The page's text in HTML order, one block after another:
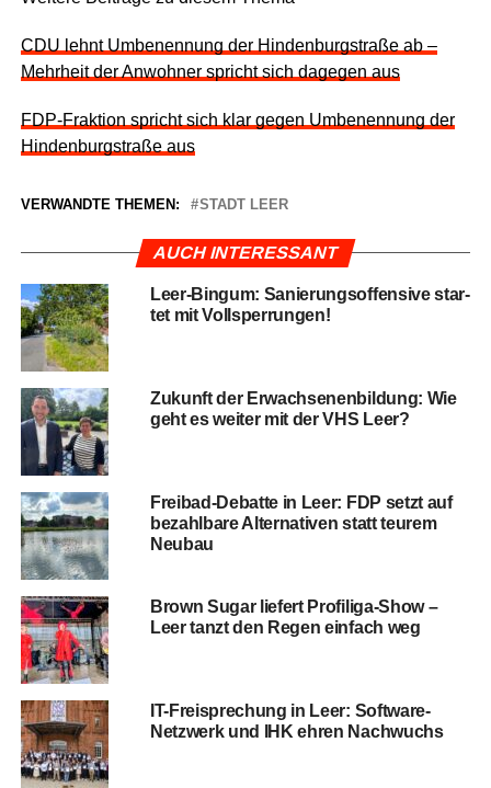
CDU lehnt Umbe­nen­nung der Hin­den­burg­stra­ße ab –
Mehr­heit der Anwoh­ner spricht sich dage­gen aus
FDP-Frak­ti­on spricht sich klar gegen Umbe­nen­nung der
Hin­den­burg­stra­ße aus
VERWANDTE THEMEN: STADT LEER
AUCH INTERESSANT
Leer-Bin­gum: Sanie­rungs­of­fen­si­ve star­
tet mit Vollsperrungen!
Zukunft der Erwach­se­nen­bil­dung: Wie
geht es wei­ter mit der VHS Leer?
Frei­bad-Debat­te in Leer: FDP setzt auf
bezahl­ba­re Alter­na­ti­ven statt teu­rem
Neubau
Brown Sugar lie­fert Profiliga‑Show –
Leer tanzt den Regen ein­fach weg
IT-Frei­spre­chung in Leer: Soft­ware-
Netz­werk und IHK ehren Nachwuchs